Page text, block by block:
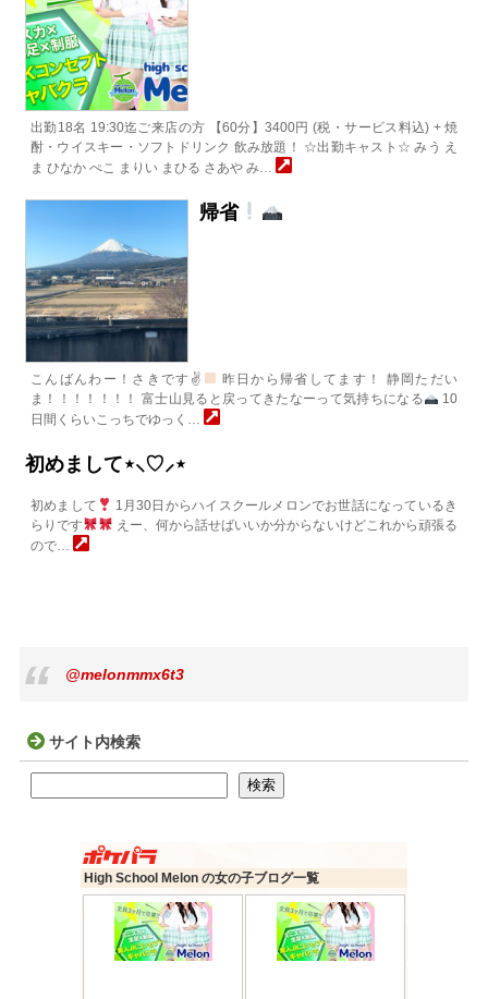
出勤18名 19:30迄ご来店の方 【60分】3400円 (税・サービス料込) + 焼
酎・ウイスキー・ソフトドリンク 飲み放題！ ☆出勤キャスト☆ みう え
ま ひなか ぺこ まりい まひる さあや み…
帰省
こんばんわー！さきです✌
昨日から帰省してます！ 静岡ただい
ま！！！！！！！ 富士山見ると戻ってきたなーって気持ちになる
10
日間くらいこっちでゆっく…
初めまして⋆⸜♡⸝‍⋆
初めまして
1月30日からハイスクールメロンでお世話になっているき
らりです
えー、何から話せばいいか分からないけどこれから頑張る
ので…
@melonmmx6t3
サイト内検索
検索